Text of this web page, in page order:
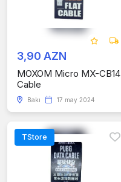
3,90 AZN
MOXOM Micro MX-CB14
Cable
Bakı 17 may 2024
TStore